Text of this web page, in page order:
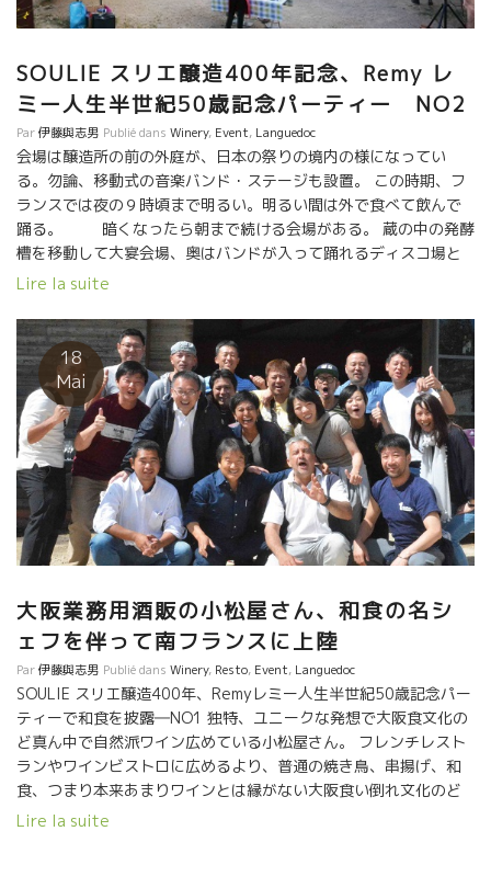
SOULIE スリエ醸造400年記念、Remy レ
ミー人生半世紀50歳記念パーティー NO2
Par伊藤與志男 Publié dans Winery, Event, Languedoc
会場は醸造所の前の外庭が、日本の祭りの境内の様になってい
る。勿論、移動式の音楽バンド・ステージも設置。 この時期、フ
ランスでは夜の９時頃まで明るい。明るい間は外で食べて飲んで
踊る。 暗くなったら朝まで続ける会場がある。 蔵の中の発酵
槽を移動して大宴会場、奥はバンドが入って踊れるディスコ場と
なっている。 これを見ただけでも、朝まで続く大掛かりな祭り
０歳の誕生日。 それに合わせてDomaine Soulié ドメーヌ・スリ
エの４００年を祝うことにした。 アシニャン村始まって以来の大
祭りとなるだろう。
Lire la suite
18
Mai
大阪業務用酒販の小松屋さん、和食の名シ
ェフを伴って南フランスに上陸
Par伊藤與志男 Publié dans Winery, Resto, Event, Languedoc
SOULIE スリエ醸造400年、Remyレミー人生半世紀50歳記念パー
ティーで和食を披露―NO1 独特、ユニークな発想で大阪食文化の
ど真ん中で自然派ワイン広めている小松屋さん。 フレンチレスト
ランやワインビストロに広めるより、普通の焼き鳥、串揚げ、和
食、つまり本来あまりワインとは縁がない大阪食い倒れ文化のど
真ん中に自然派ワインを伸ばしている。 藤田社長 『ゴチャゴチャ
Lire la suite